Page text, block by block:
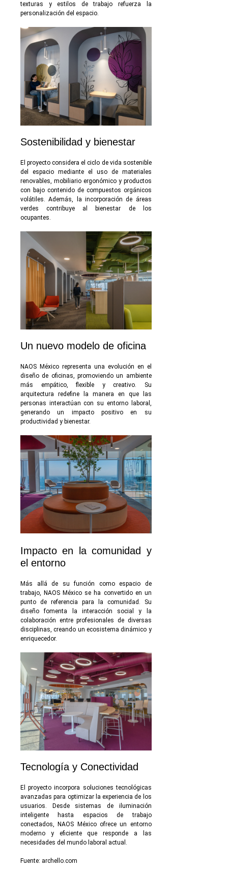
texturas y estilos de trabajo refuerza la
personalización del espacio.
Sostenibilidad y bienestar
El proyecto considera el ciclo de vida sostenible
del espacio mediante el uso de materiales
renovables, mobiliario ergonómico y productos
con bajo contenido de compuestos orgánicos
volátiles. Además, la incorporación de áreas
verdes contribuye al bienestar de los
ocupantes.
Un nuevo modelo de oficina
NAOS México representa una evolución en el
diseño de oficinas, promoviendo un ambiente
más empático, flexible y creativo. Su
arquitectura redefine la manera en que las
personas interactúan con su entorno laboral,
generando un impacto positivo en su
productividad y bienestar.
Impacto en la comunidad y
el entorno
Más allá de su función como espacio de
trabajo, NAOS México se ha convertido en un
punto de referencia para la comunidad. Su
diseño fomenta la interacción social y la
colaboración entre profesionales de diversas
disciplinas, creando un ecosistema dinámico y
enriquecedor.
Tecnología y Conectividad
El proyecto incorpora soluciones tecnológicas
avanzadas para optimizar la experiencia de los
usuarios. Desde sistemas de iluminación
inteligente hasta espacios de trabajo
conectados, NAOS México ofrece un entorno
moderno y eficiente que responde a las
necesidades del mundo laboral actual.
Fuente: archello.com